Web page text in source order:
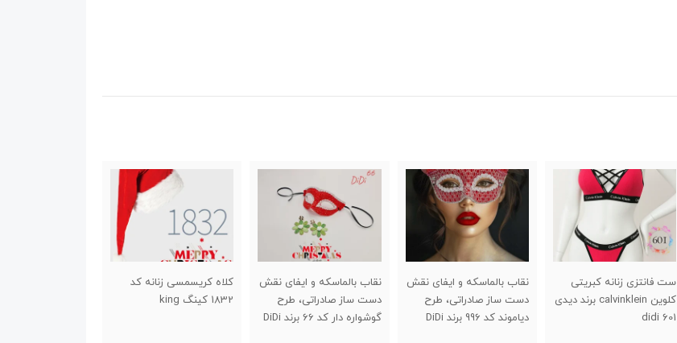
ست فانتزی زنانه کبریتی
کلوین calvinklein برند دیدی
didi 601
نقاب بالماسکه و ایفای نقش
دست ساز صادراتی، طرح
دیاموند کد 996 برند DiDi
نقاب بالماسکه و ایفای نقش
دست ساز صادراتی، طرح
گوشواره دار کد 66 برند DiDi
کلاه کریسمسی زنانه کد
1832 کینگ king